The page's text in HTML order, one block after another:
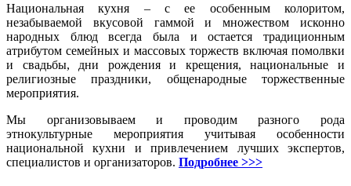
Национальная кухня – с ее особенным колоритом,
незабываемой вкусовой гаммой и множеством исконно
народных блюд всегда была и остается традиционным
атрибутом семейных и массовых торжеств включая помолвки
и свадьбы, дни рождения и крещения, национальные и
религиозные праздники, общенародные торжественные
мероприятия.
Мы организовываем и проводим разного рода
этнокультурные мероприятия учитывая особенности
национальной кухни и привлечением лучших экспертов,
специалистов и организаторов. Подробнее >>>